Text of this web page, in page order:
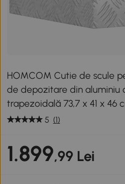
HOMCOM Cutie de scule
de depozitare din aluminiu
trapezoidală 73,7 x 41 x 46
5 (1)
1.899,99 Lei